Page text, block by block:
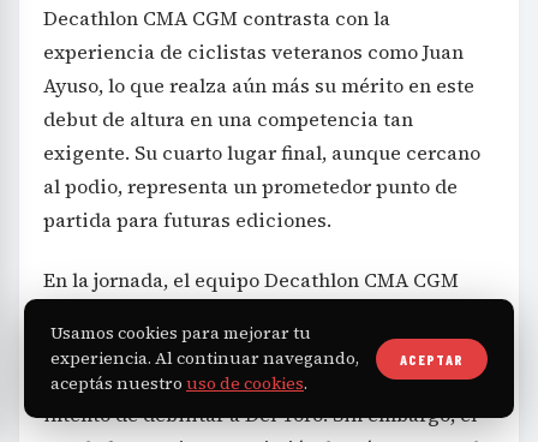
Decathlon CMA CGM contrasta con la
experiencia de ciclistas veteranos como Juan
Ayuso, lo que realza aún más su mérito en este
debut de altura en una competencia tan
exigente. Su cuarto lugar final, aunque cercano
al podio, representa un prometedor punto de
partida para futuras ediciones.
En la jornada, el equipo Decathlon CMA CGM
rampas más duras con corredores como Nicolas
Prodhomme y Matthew Riccitello, en un claro
intento de debilitar a Del Toro. Sin embargo, el
Usamos cookies para mejorar tu
experiencia. Al continuar navegando,
aceptás nuestro uso de cookies.
ACEPTAR